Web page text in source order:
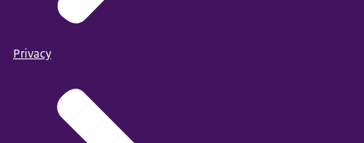
Privacy